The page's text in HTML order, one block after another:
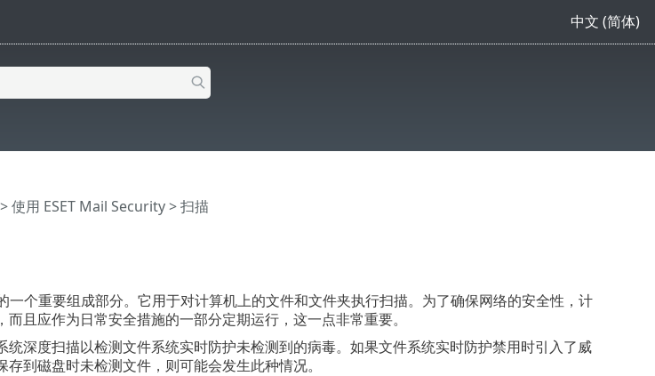
中文 (简体)
使用 ESET Mail Security> 扫描
一个重要组成部分。它用于对计算机上的文件和文件夹执行扫描。为了确保网络的安全性，计
且应作为日常安全措施的一部分定期运行，这一点非常重要。
深度扫描以检测文件系统实时防护未检测到的病毒。如果文件系统实时防护禁用时引入了威
到磁盘时未检测文件，则可能会发生此种情况。